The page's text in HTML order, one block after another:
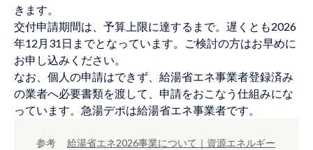
きます。
交付申請期間は、予算上限に達するまで。遅くとも2026
年12月31日までとなっています。ご検討の方はお早めに
お申し込みください。
なお、個人の申請はできず、給湯省エネ事業者登録済み
の業者へ必要書類を渡して、申請をおこなう仕組みにな
っています。急湯デポは給湯省エネ事業者です。
参考
給湯省エネ2026事業について｜資源エネルギー